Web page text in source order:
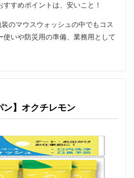
すめポイントは、安いこと！
のマウスウォッシュの中でもコス
使いや防災用の準備、業務用として
ン】オクチレモン